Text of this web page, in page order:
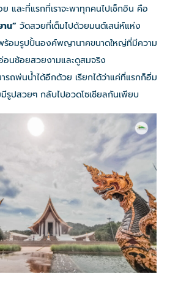
ย และที่แรกที่เราจะพาทุกคนไปเช็กอิน คือ
น” วัดสวยที่เต็มไปด้วยมนต์เสน่ห์แห่ง
ร้อมรูปปั้นองค์พญานาคขนาดใหญ่ที่มีความ
อนช้อยสวยงามและดูสมจริง
ถพ่นน้ำได้อีกด้วย เรียกได้ว่าแค่ที่แรกก็อิ่ม
ปสวยๆ กลับไปอวดโซเชียลกันเพียบ